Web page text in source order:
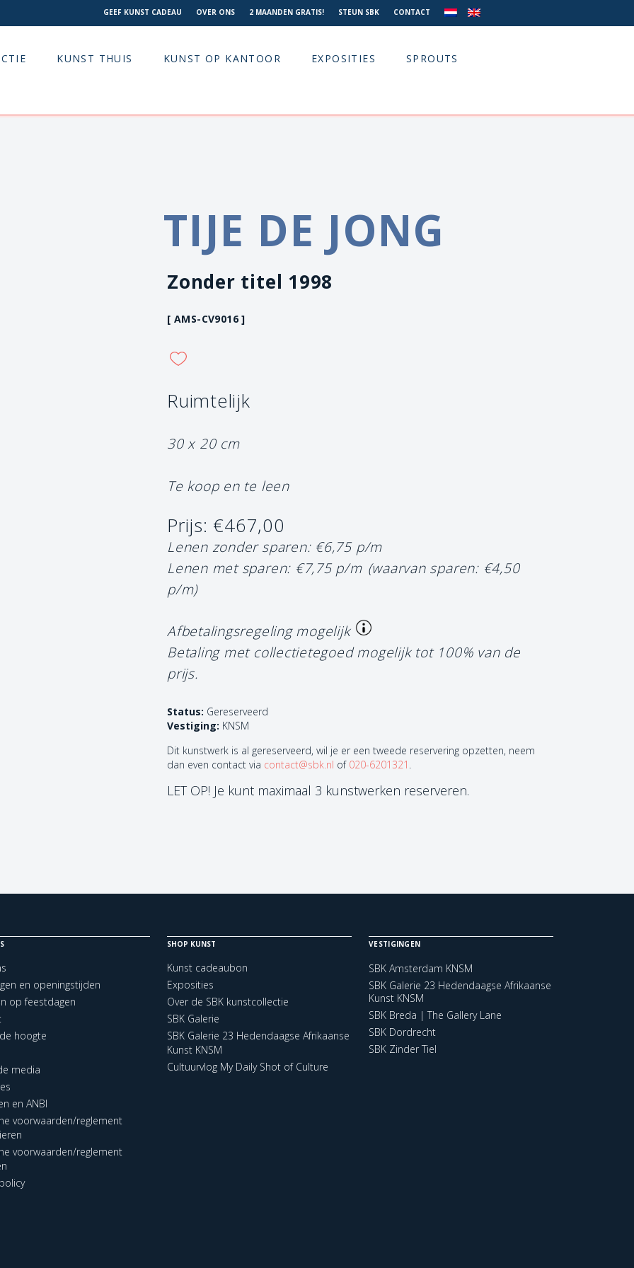
GEEF KUNST CADEAU OVER ONS 2 MAANDEN GRATIS! STEUN SBK CONTACT
KUNST THUIS KUNST OP KANTOOR EXPOSITIES SPROUTS
TIJE DE JONG
Zonder titel 1998
[ AMS-CV9016 ]
Ruimtelijk
30 x 20 cm
Te koop en te leen
Prijs: €467,00
Lenen zonder sparen: €6,75 p/m
Lenen met sparen: €7,75 p/m (waarvan sparen: €4,50
p/m)
Afbetalingsregeling mogelijk
Betaling met collectietegoed mogelijk tot 100% van de
prijs.
Status: Gereserveerd
Vestiging: KNSM
Dit kunstwerk is al gereserveerd, wil je er een tweede reservering opzetten, neem
dan even contact via contact@sbk.nl of 020-6201321 .
LET OP! Je kunt maximaal 3 kunstwerken reserveren.
en openingstijden
op feestdagen
hoogte
media
en ANBI
voorwaarden/reglement
voorwaarden/reglement
SHOP KUNST
Kunst cadeaubon
Exposities
Over de SBK kunstcollectie
SBK Galerie
SBK Galerie 23 Hedendaagse Afrikaanse
Kunst KNSM
Cultuurvlog My Daily Shot of Culture
VESTIGINGEN
SBK Amsterdam KNSM
SBK Galerie 23 Hedendaagse Afrikaanse
Kunst KNSM
SBK Breda | The Gallery Lane
SBK Dordrecht
SBK Zinder Tiel